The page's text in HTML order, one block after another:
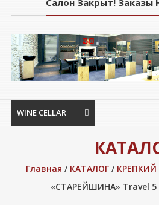
дегустации
Салон Закрыт!
WINE CELLAR
Главная / КАТАЛОГ /
«СТАРЕЙШИНА» Travel 5